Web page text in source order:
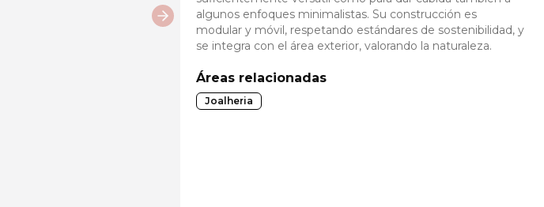
Next slide
algunos enfoques minimalistas. Su construcción es
modular y móvil, respetando estándares de sostenibilidad, y
se integra con el área exterior, valorando la naturaleza.
Áreas relacionadas
Joalheria